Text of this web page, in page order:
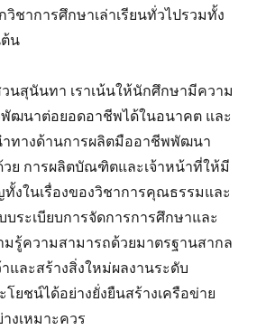
ชาการศึกษาเล่าเรียนทั่วไปรวมทั้ง
น
นสุนันทา เราเน้นให้นักศึกษามีความ
พัฒนาต่อยอดอาชีพได้ในอนาคต และ
ำทางด้านการผลิตมืออาชีพพัฒนา
วย การผลิตบัณฑิตและเจ้าหน้าที่ให้มี
งในเรื่องของวิชาการคุณธรรมและ
ระเบียบการจัดการการศึกษาและ
มรู้ความสามารถด้วยมาตรฐานสากล
และสร้างสิ่งใหม่ผลงานระดับ
โยชน์ได้อย่างยั่งยืนสร้างเครือข่าย
งเหมาะควร